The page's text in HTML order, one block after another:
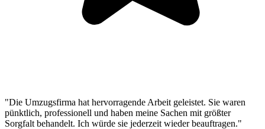
"Die Umzugsfirma hat hervorragende Arbeit geleistet. Sie waren
pünktlich, professionell und haben meine Sachen mit größter
Sorgfalt behandelt. Ich würde sie jederzeit wieder beauftragen."